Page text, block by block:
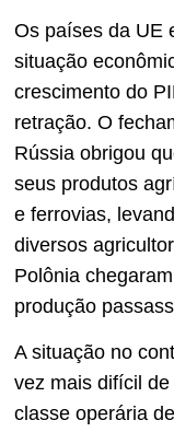
Os países da UE
situação
crescimento do
retração. O
Rússia obrigou
seus produtos
e ferrovias,
diversos
Polônia
produção
A situação no
vez mais difícil
classe operária